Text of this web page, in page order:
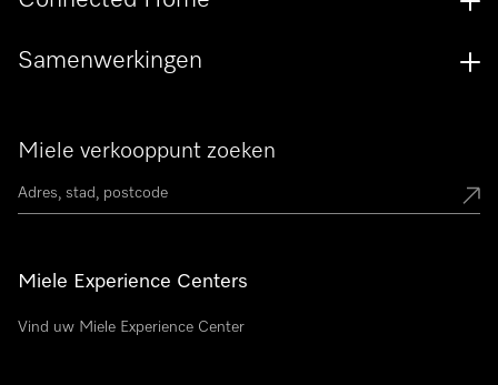
Miele verkooppunt zoeken
Miele Experience Centers
Vind uw Miele Experience Center
Samenwerkingen